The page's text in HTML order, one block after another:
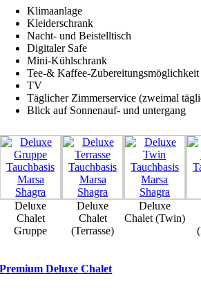
Klimaanlage
Kleiderschrank
Nacht- und Beistelltisch
Digitaler Safe
Mini-Kühlschrank
Tee-& Kaffee-Zubereitungsmöglichkeit
TV
Täglicher Zimmerservice (zweimal
Blick auf Sonnenauf- und untergang
Deluxe
Chalet
Gruppe
Deluxe
Chalet
(Terrasse)
Deluxe
Chalet (Twin)
Premium Deluxe Chalet